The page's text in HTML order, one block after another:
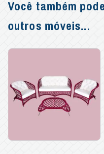
Você também
outros móveis...